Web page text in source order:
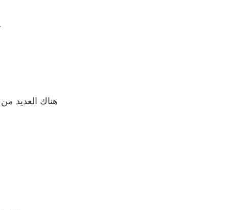
تأكد من أنك على دراية بكافة التفاصيل قبل اتخاذ قرارك النهائي حول المراهنات.
هناك العديد